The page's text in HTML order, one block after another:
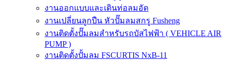
งานออกแบบและเดินท่อลมอัด
งานเปลี่ยนลูกปืน หัวปั๊มลมสกรู Fusheng
งานติดตั้งปั๊มลมสำหรับรถบัสไฟฟ้า ( VEHICLE AIR
PUMP )
งานติดตั้งปั้มลม FSCURTIS NxB-11